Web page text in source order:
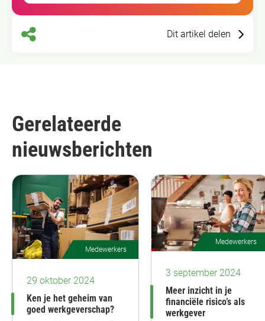
Dit artikel delen
Gerelateerde
nieuwsberichten
Medewerkers
29 oktober 2024
Ken je het geheim van
goed werkgeverschap?
Medewerkers
3 september 2024
Meer inzicht in je
financiële risico’s als
werkgever